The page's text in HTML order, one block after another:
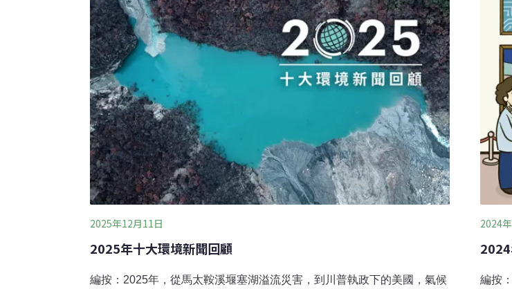
2025年12月11日
2025年十大環境新聞回顧
編按：2025年，從馬太鞍溪堰塞湖溢流災害，到川普執政下的美國，氣候
2024
編按